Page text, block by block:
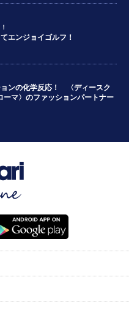
エンジョイゴルフ！
ンの化学反応！ 〈ディースク
ーマ〉のファッションパートナー